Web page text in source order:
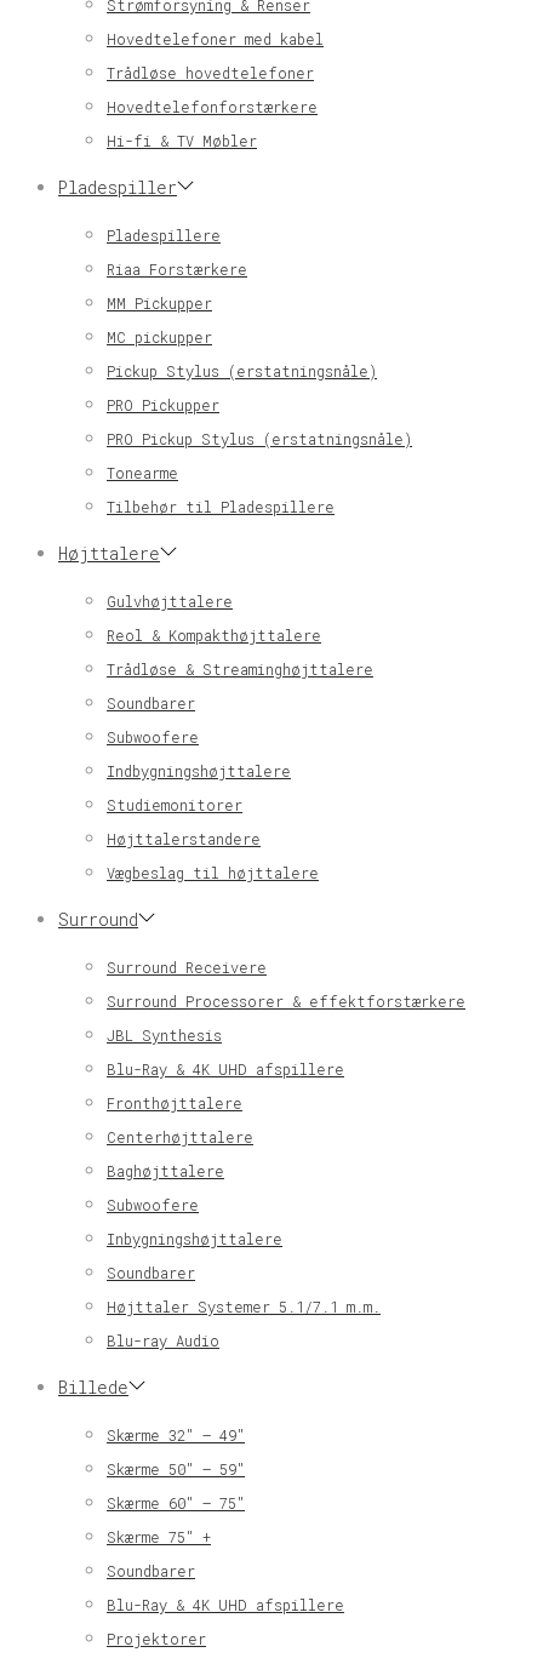
Strømforsyning & Renser
Hovedtelefoner med kabel
Trådløse hovedtelefoner
Hovedtelefonforstærkere
Hi-fi & TV Møbler
Pladespiller
Pladespillere
Riaa Forstærkere
MM Pickupper
MC pickupper
Pickup Stylus (erstatningsnåle)
PRO Pickupper
PRO Pickup Stylus (erstatningsnåle)
Tonearme
Tilbehør til Pladespillere
Højttalere
Gulvhøjttalere
Reol & Kompakthøjttalere
Trådløse & Streaminghøjttalere
Soundbarer
Subwoofere
Indbygningshøjttalere
Studiemonitorer
Højttalerstandere
Vægbeslag til højttalere
Surround
Surround Receivere
Surround Processorer & effektforstærkere
JBL Synthesis
Blu-Ray & 4K UHD afspillere
Fronthøjttalere
Centerhøjttalere
Baghøjttalere
Subwoofere
Inbygningshøjttalere
Soundbarer
Højttaler Systemer 5.1/7.1 m.m.
Blu-ray Audio
Billede
Skærme 32″ – 49″
Skærme 50″ – 59″
Skærme 60″ – 75″
Skærme 75″ +
Soundbarer
Blu-Ray & 4K UHD afspillere
Projektorer